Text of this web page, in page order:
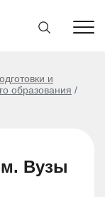
и
образования
Вузы